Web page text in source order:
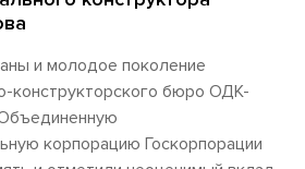
и молодое поколение
конструкторского бюро ОДК-
корпорацию Госкорпорации